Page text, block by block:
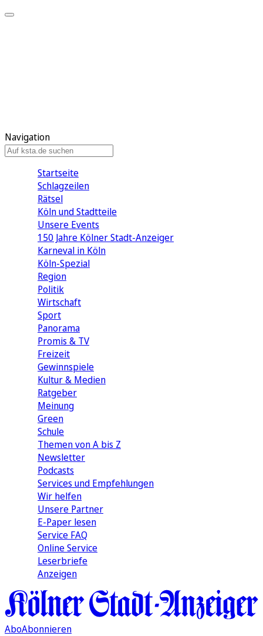
Navigation
Startseite
Schlagzeilen
Rätsel
Köln und Stadtteile
Unsere Events
150 Jahre Kölner Stadt-Anzeiger
Karneval in Köln
Köln-Spezial
Region
Politik
Wirtschaft
Sport
Panorama
Promis & TV
Freizeit
Gewinnspiele
Kultur & Medien
Ratgeber
Meinung
Green
Schule
Themen von A bis Z
Newsletter
Podcasts
Services und Empfehlungen
Wir helfen
Unsere Partner
E-Paper lesen
Service FAQ
Online Service
Leserbriefe
Anzeigen
AboAbonnieren